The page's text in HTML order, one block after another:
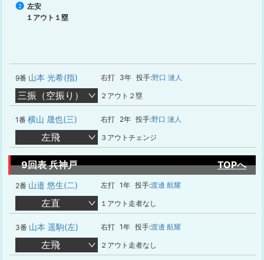
2
左安
１アウト１塁
9番 山本 光希(指) 右打 3年 投手:野口 漣人
三振（空振り） ２アウト２塁
1番 横山 晟也(三) 右打 2年 投手:野口 漣人
左飛 ３アウトチェンジ
9回表 兵神戸 TOPへ
2番 山邉 悠生(二) 左打 1年 投手:渡邊 航耀
左直 １アウト走者なし
3番 山本 遥駒(左) 右打 1年 投手:渡邊 航耀
左飛 ２アウト走者なし